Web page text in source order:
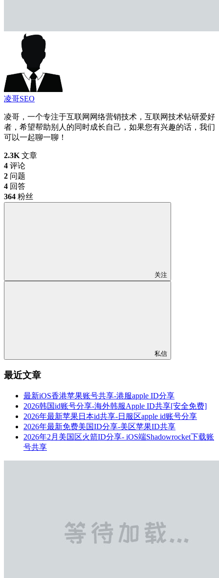
凌哥SEO
凌哥，一个专注于互联网网络营销技术，互联网技术钻研爱好
者，希望帮助别人的同时成长自己，如果您有兴趣的话，我们
可以一起聊一聊！
2.3K 文章
4 评论
2 问题
4 回答
364 粉丝
关注
私信
最近文章
最新iOS香港苹果账号共享-港服apple ID分享
2026韩国id账号分享-海外韩服Apple ID共享[安全免费]
2026年最新苹果日本id共享-日服区apple id账号分享
2026年最新免费美国ID分享-美区苹果ID共享
2026年2月美国区火箭ID分享- iOS端Shadowrocket下载账
号共享